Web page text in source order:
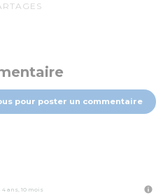
pour poster un commentaire
4 ans, 10 mois